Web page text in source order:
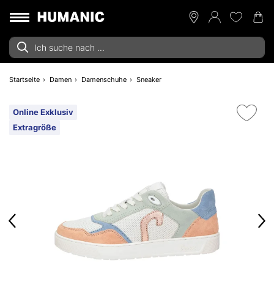
Startseite Damen Damenschuhe Sneaker
Online Exklusiv
Extragröße